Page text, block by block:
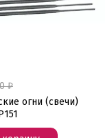
₽
огни (свечи)